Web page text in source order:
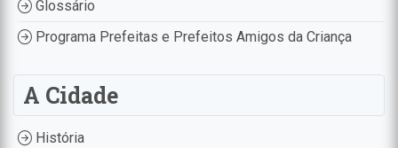
Glossário
Programa Prefeitas e Prefeitos Amigos da Criança
A Cidade
História